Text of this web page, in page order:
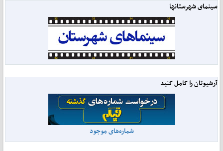
سینمای شهرستانها
آرشیوتان را کامل کنید
شماره‌های موجود